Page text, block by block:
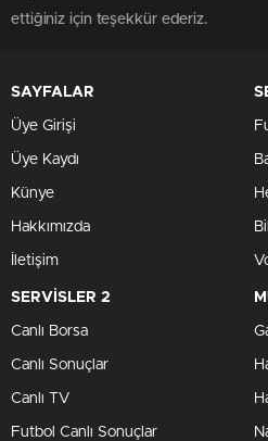
ettiğiniz için teşekkür ederiz.
SAYFALAR
Üye Girişi
Üye Kaydı
Künye
Hakkımızda
İletişim
SERVİSLER 2
Canlı Borsa
Canlı Sonuçlar
Canlı TV
Futbol Canlı Sonuçlar